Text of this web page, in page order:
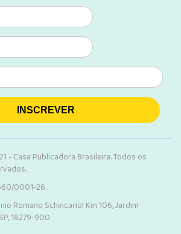
INSCREVER
- Casa Publicadora Brasileira. Todos os
0001-26.
Romano Schincariol Km 106, Jardim
18279-900